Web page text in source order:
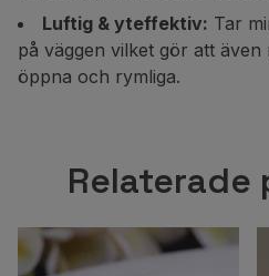
Luftig & yteffektiv: Tar
på väggen vilket gör att
öppna och rymliga.
Relaterade